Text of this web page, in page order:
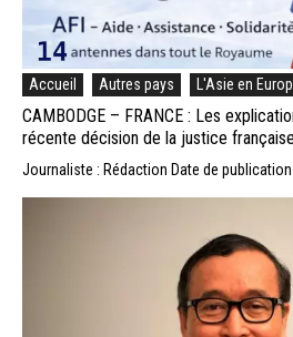
Accueil Autres pays L'Asie en
CAMBODGE – FRANCE : Les
récente décision de la justice française
Journaliste : Rédaction Date de